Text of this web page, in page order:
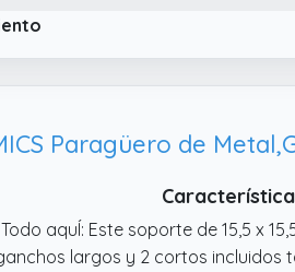
Paragüero de
aquÍ: Este soporte de 15,5 x
largos y 2 cortos incluidos